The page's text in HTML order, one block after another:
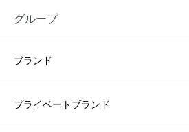
グループ
ブランド
プライベートブランド